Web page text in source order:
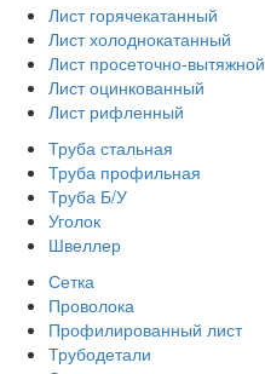
Лист горячекатанный
Лист холоднокатанный
Лист просеточно-вытяжной
Лист оцинкованный
Лист рифленный
Труба стальная
Труба профильная
Труба Б/У
Уголок
Швеллер
Сетка
Проволока
Профилированный лист
Трубодетали